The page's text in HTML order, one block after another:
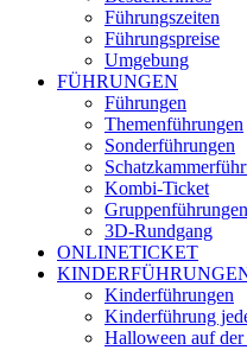
Führungszeiten
Führungspreise
Umgebung
FÜHRUNGEN
Führungen
Themenführungen
Sonderführungen
Kombi-Ticket
3D-Rundgang
ONLINETICKET
Kinderführungen
Kinderführung
Halloween auf